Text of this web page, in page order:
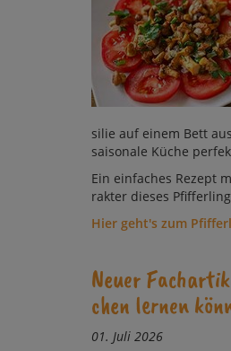
si­lie auf ei­nem Bett
sai­so­nale Küche
Ein einfaches Rezept
rak­ter die­ses
Hier geht's zum
Neuer
chen ler­nen
01. Juli 2026